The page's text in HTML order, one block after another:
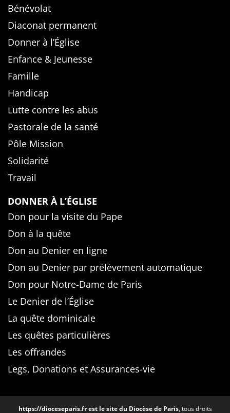
Bénévolat
Diaconat permanent
Donner à l’Église
Enfance & Jeunesse
Famille
Handicap
Lutte contre les abus
Pastorale de la santé
Pôle Mission
Solidarité
Travail
DONNER À L’ÉGLISE
Don pour la visite du Pape
Don à la quête
Don au Denier en ligne
Don au Denier par prélèvement automatique
Don pour Notre-Dame de Paris
Le Denier de l’Église
La quête dominicale
Les quêtes particulières
Les offrandes
Legs, Donations et Assurances-vie
https://dioceseparis.frest le site du Diocèse de Paris, tous droits